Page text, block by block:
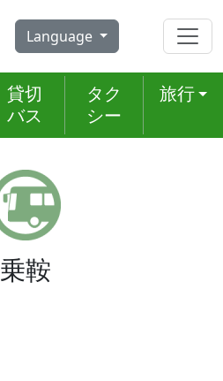
Language
貸切
バス
タク
シー
旅行
乗鞍